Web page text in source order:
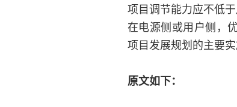
项目调节能力应不低
在电源侧或用户侧，
项目发展规划的主要实
原文如下：